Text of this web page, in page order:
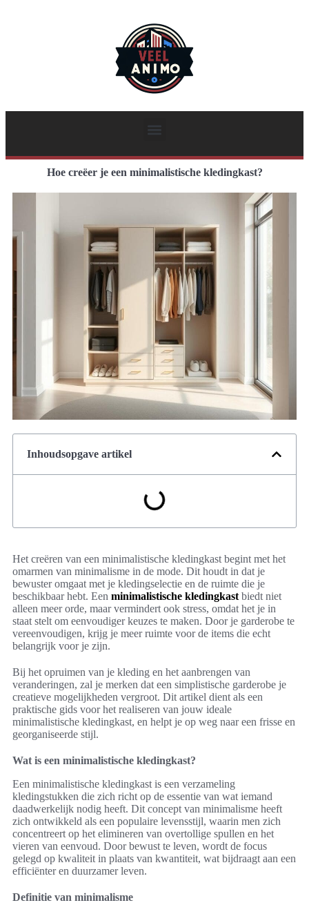
Hoe creëer je een minimalistische kledingkast?
Inhoudsopgave artikel
Het creëren van een minimalistische kledingkast begint met het
omarmen van minimalisme in de mode. Dit houdt in dat je
bewuster omgaat met je kledingselectie en de ruimte die je
beschikbaar hebt. Een minimalistische kledingkast biedt niet
alleen meer orde, maar vermindert ook stress, omdat het je in
staat stelt om eenvoudiger keuzes te maken. Door je garderobe te
vereenvoudigen, krijg je meer ruimte voor de items die echt
belangrijk voor je zijn.
Bij het opruimen van je kleding en het aanbrengen van
veranderingen, zal je merken dat een simplistische garderobe je
creatieve mogelijkheden vergroot. Dit artikel dient als een
praktische gids voor het realiseren van jouw ideale
minimalistische kledingkast, en helpt je op weg naar een frisse en
georganiseerde stijl.
Wat is een minimalistische kledingkast?
Een minimalistische kledingkast is een verzameling
kledingstukken die zich richt op de essentie van wat iemand
daadwerkelijk nodig heeft. Dit concept van minimalisme heeft
zich ontwikkeld als een populaire levensstijl, waarin men zich
concentreert op het elimineren van overtollige spullen en het
vieren van eenvoud. Door bewust te leven, wordt de focus
gelegd op kwaliteit in plaats van kwantiteit, wat bijdraagt aan een
efficiënter en duurzamer leven.
Definitie van minimalisme